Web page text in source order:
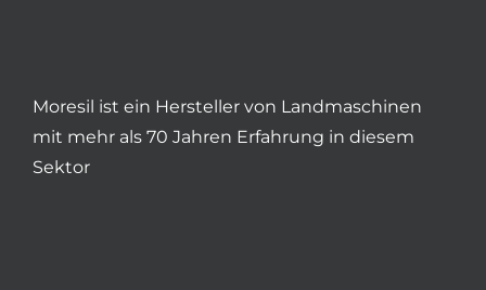
Moresil ist ein Hersteller von Landmaschinen
mit mehr als 70 Jahren Erfahrung in diesem
Sektor